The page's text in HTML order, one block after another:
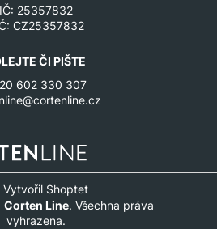
IČ: 25357832
CZ25357832
ČI PIŠTE
602 330 307
Vytvořil Shoptet
Corten Line. Všechna práva
vyhrazena.